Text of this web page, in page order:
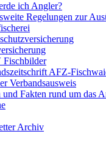
ich Angler?
Regelungen zur
AFZ-
Verbandsausweis
und Fakten rund um das
Archiv